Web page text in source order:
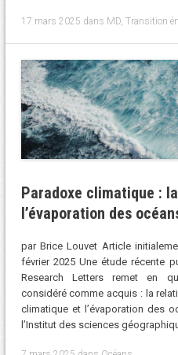
17 mars 2025 dans MD, Transition
Paradoxe climatique :
l’évaporation des
par Brice Louvet Article
février 2025 Une étude récente
Research Letters remet en
considéré comme acquis : la
climatique et l’évaporation des
l’Institut des sciences